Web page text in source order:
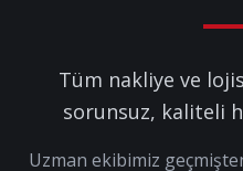
Tüm nakliye ve
sorunsuz, kaliteli
Uzman ekibimiz